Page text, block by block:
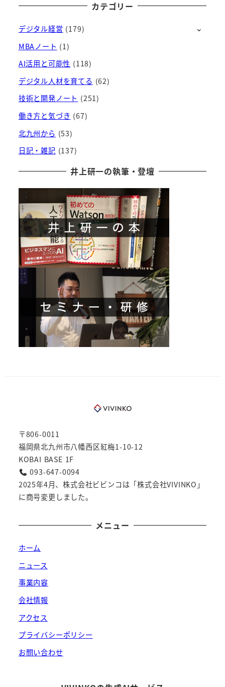
ー
イ
ブ
カテゴリー
デジタル経営 (179)
MBAノート (1)
AI活用と可能性 (118)
デジタル人材を育てる (62)
技術と開発ノート (251)
働き方と気づき (67)
北九州から (53)
日記・雑記 (137)
井上研一の執筆・登壇
〒806-0011
福岡県北九州市八幡西区紅梅1-10-12
KOBAI BASE 1F
093-647-0094
2025年4月、株式会社ビビンコは「株式会社VIVINKO」
に商号変更しました。
メニュー
ホーム
ニュース
事業内容
会社情報
アクセス
プライバシーポリシー
お問い合わせ